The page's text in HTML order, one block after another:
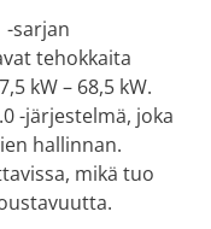
-sarjan
tehokkaita
kW – 68,5 kW.
-järjestelmä, joka
hallinnan.
mikä tuo